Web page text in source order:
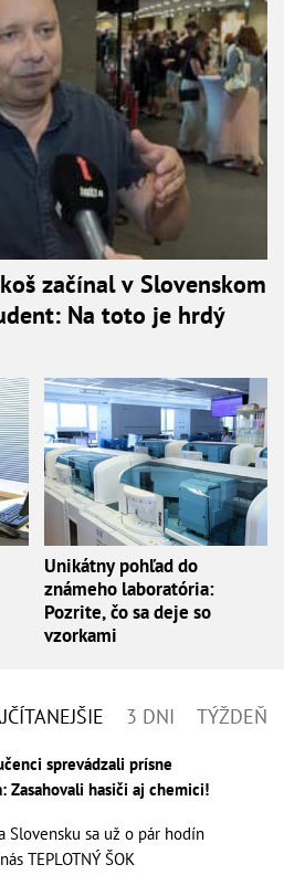
začínal v Slovenskom
Na toto je hrdý
Unikátny pohľad do
známeho laboratória:
Pozrite, čo sa deje so
vzorkami
3 DNI TÝŽDEŇ
sprevádzali prísne
Zasahovali hasiči aj chemici!
Slovensku sa už o pár hodín
TEPLOTNÝ ŠOK